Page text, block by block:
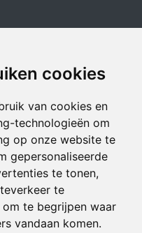
cookies
van cookies en
technologieën om
op onze website te
gepersonaliseerde
te tonen,
te
om te begrijpen waar
vandaan komen.
|Website door FalcoTravel
met